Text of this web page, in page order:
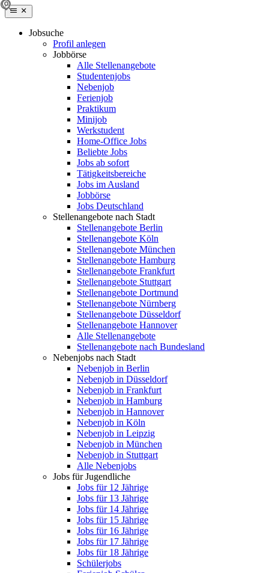
Jobsuche
Profil anlegen
Jobbörse
Alle Stellenangebote
Studentenjobs
Nebenjob
Ferienjob
Praktikum
Minijob
Werkstudent
Home-Office Jobs
Beliebte Jobs
Jobs ab sofort
Tätigkeitsbereiche
Jobs im Ausland
Jobbörse
Jobs Deutschland
Stellenangebote nach Stadt
Stellenangebote Berlin
Stellenangebote Köln
Stellenangebote München
Stellenangebote Hamburg
Stellenangebote Frankfurt
Stellenangebote Stuttgart
Stellenangebote Dortmund
Stellenangebote Nürnberg
Stellenangebote Düsseldorf
Stellenangebote Hannover
Alle Stellenangebote
Stellenangebote nach Bundesland
Nebenjobs nach Stadt
Nebenjob in Berlin
Nebenjob in Düsseldorf
Nebenjob in Frankfurt
Nebenjob in Hamburg
Nebenjob in Hannover
Nebenjob in Köln
Nebenjob in Leipzig
Nebenjob in München
Nebenjob in Stuttgart
Alle Nebenjobs
Jobs für Jugendliche
Jobs für 12 Jährige
Jobs für 13 Jährige
Jobs für 14 Jährige
Jobs für 15 Jährige
Jobs für 16 Jährige
Jobs für 17 Jährige
Jobs für 18 Jährige
Schülerjobs